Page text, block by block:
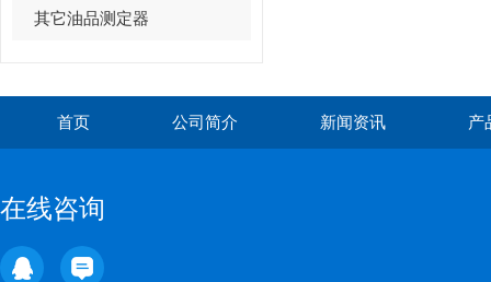
其它油品测定器
首页 公司简介 新闻资讯 产
在线咨询